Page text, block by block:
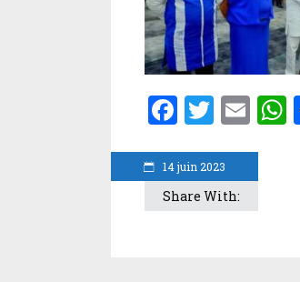
14 juin 2023
Share With: